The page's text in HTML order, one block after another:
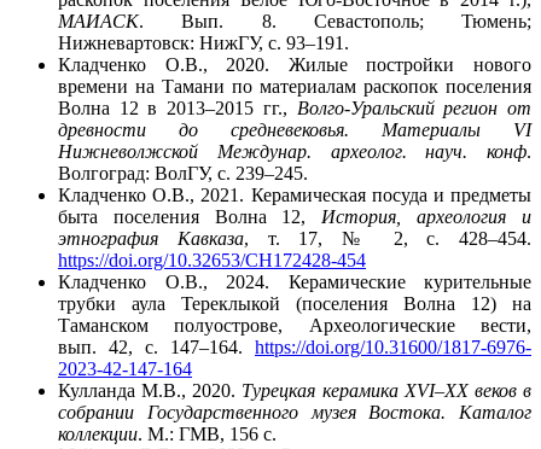
МАИАСК. Вып. 8. Севастополь; Тюмень;
Нижневартовск: НижГУ, с. 93–191.
Кладченко О.В., 2020. Жилые постройки нового
времени на Тамани по материалам раскопок поселения
Волна 12 в 2013–2015 гг., Волго-Уральский регион от
древности до средневековья. Материалы VI
Нижневолжской Междунар. археолог. науч. конф.
Волгоград: ВолГУ, с. 239–245.
Кладченко О.В., 2021. Керамическая посуда и предметы
быта поселения Волна 12,История, археология и
этнография Кавказа, т. 17, № 2, с. 428–454.
https://doi.org/10.32653/CH172428-454
Кладченко О.В., 2024. Керамические курительные
трубки аула Тереклыкой (поселения Волна 12) на
Таманском полуострове, Археологические вести,
вып. 42, с. 147–164. https://doi.org/10.31600/1817-6976-
2023-42-147-164
Кулланда М.В., 2020. Турецкая керамика XVI–XX веков в
собрании Государственного музея Востока. Каталог
коллекции. М.: ГМВ, 156 с.